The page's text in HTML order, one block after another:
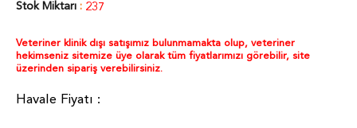
Stok Miktarı : 237
Veteriner klinik dışı satışımız bulunmamakta olup, veteriner
hekimseniz sitemize üye olarak tüm fiyatlarımızı görebilir, site
üzerinden sipariş verebilirsiniz.